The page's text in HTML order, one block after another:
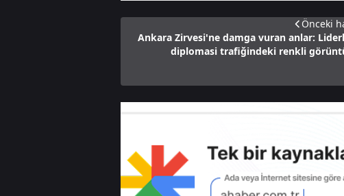
Önceki
Ankara Zirvesi'ne damga vuran anlar:
diplomasi trafiğindeki renkli